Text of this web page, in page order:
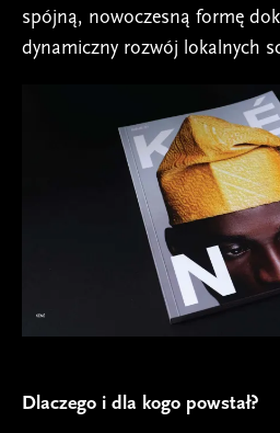
spójną, nowoczesną formę
dynamiczny rozwój lokalnych
Dlaczego i dla kogo powstał?